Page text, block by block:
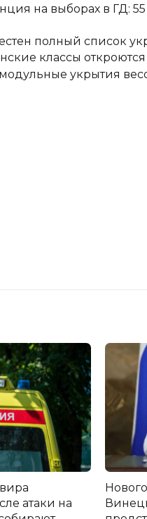
на выборах в ГД:
полный список
классы откроются
укрытия
атаки на